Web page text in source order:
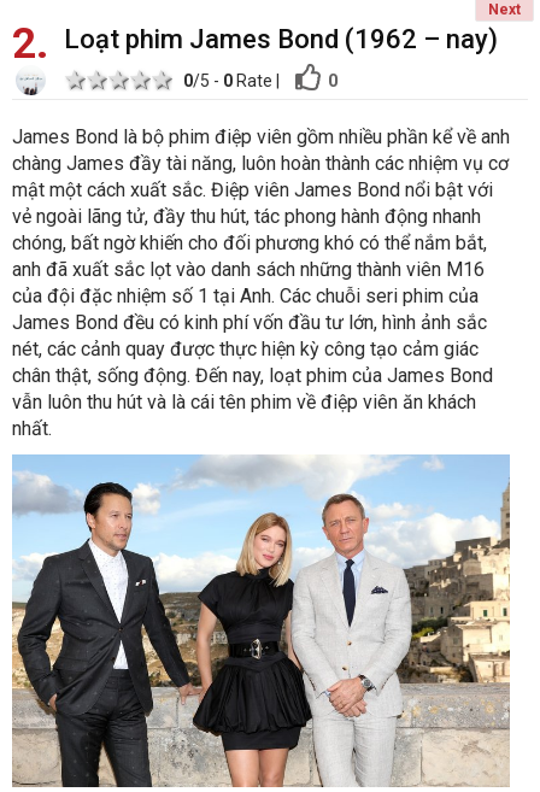
Next
2 Loạt phim James Bond (1962 – nay)
5 stars
4 stars
3 stars
2 stars
1 star 0/5 - 0Rate 0
James Bond là bộ phim điệp viên gồm nhiều phần kể về anh
chàng James đầy tài năng, luôn hoàn thành các nhiệm vụ cơ
mật một cách xuất sắc. Điệp viên James Bond nổi bật với
vẻ ngoài lãng tử, đầy thu hút, tác phong hành động nhanh
chóng, bất ngờ khiến cho đối phương khó có thể nắm bắt,
anh đã xuất sắc lọt vào danh sách những thành viên M16
của đội đặc nhiệm số 1 tại Anh. Các chuỗi seri phim của
James Bond đều có kinh phí vốn đầu tư lớn, hình ảnh sắc
nét, các cảnh quay được thực hiện kỳ công tạo cảm giác
chân thật, sống động. Đến nay, loạt phim của James Bond
vẫn luôn thu hút và là cái tên phim về điệp viên ăn khách
nhất.